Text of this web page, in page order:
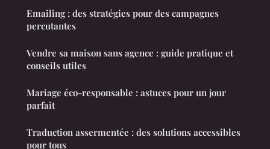
Emailing : des stratégies pour des campagnes
percutantes
Vendre sa maison sans agence : guide pratique et
conseils utiles
Mariage éco-responsable : astuces pour un jour
parfait
Traduction assermentée : des solutions accessibles
pour tous